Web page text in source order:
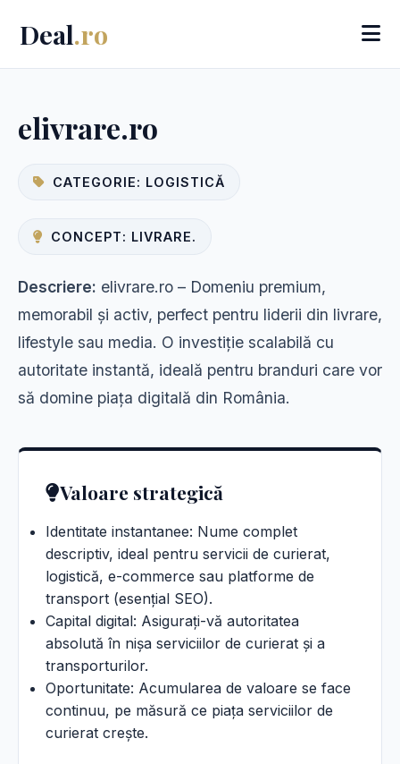
Deal.ro
elivrare.ro
CATEGORIE: LOGISTICĂ
CONCEPT: LIVRARE.
Descriere: elivrare.ro – Domeniu premium,
memorabil și activ, perfect pentru liderii din livrare,
lifestyle sau media. O investiție scalabilă cu
autoritate instantă, ideală pentru branduri care vor
să domine piața digitală din România.
Valoare strategică
Identitate instantanee: Nume complet
descriptiv, ideal pentru servicii de curierat,
logistică, e-commerce sau platforme de
transport (esențial SEO).
Capital digital: Asigurați-vă autoritatea
absolută în nișa serviciilor de curierat și a
transporturilor.
Oportunitate: Acumularea de valoare se face
continuu, pe măsură ce piața serviciilor de
curierat crește.